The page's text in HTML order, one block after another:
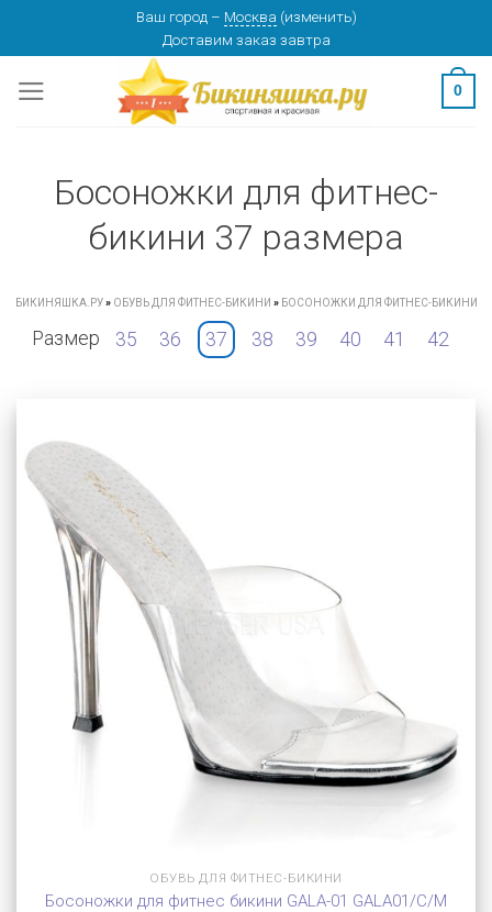
content
Ваш город – Москва (изменить)
Доставим заказ завтра
0
Босоножки для фитнес-
бикини 37 размера
БИКИНЯШКА.РУ» ОБУВЬ ДЛЯ ФИТНЕС-БИКИНИ » БОСОНОЖКИ ДЛЯ ФИТНЕС-БИКИНИ
Размер 35 36 37 38 39 40 41 42
ОБУВЬ ДЛЯ ФИТНЕС-БИКИНИ
Босоножки для фитнес бикини GALA-01 GALA01/C/M